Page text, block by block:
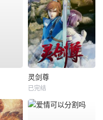
灵剑尊
已完结